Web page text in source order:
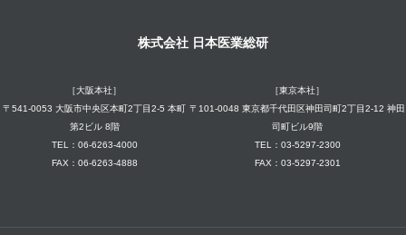
株式会社 日本医業総研
［大阪本社］
〒541-0053 大阪市中央区本町2丁目2-5 本町
第2ビル 8階
TEL：06-6263-4000
FAX：06-6263-4888
［東京本社］
〒101-0048 東京都千代田区神田司町2丁目2-12 神田
司町ビル9階
TEL：03-5297-2300
FAX：03-5297-2301